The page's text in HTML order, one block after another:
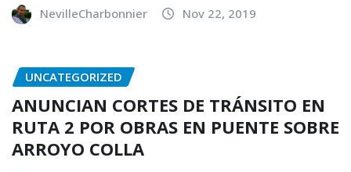
NevilleCharbonnier Nov 22, 2019
UNCATEGORIZED
ANUNCIAN CORTES DE TRÁNSITO EN
RUTA 2 POR OBRAS EN PUENTE SOBRE
ARROYO COLLA